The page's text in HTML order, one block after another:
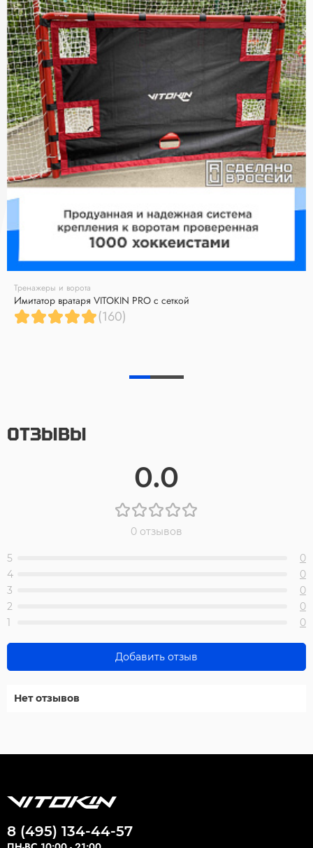
Тренажеры и ворота
Имитатор вратаря VITOKIN PRO с сеткой
(160)
ОТЗЫВЫ
0.0
0 отзывов
5
0
4
0
3
0
2
0
1
0
Добавить отзыв
Нет отзывов
8 (495) 134-44-57